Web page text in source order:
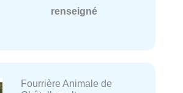
renseigné
Fourrière Animale de